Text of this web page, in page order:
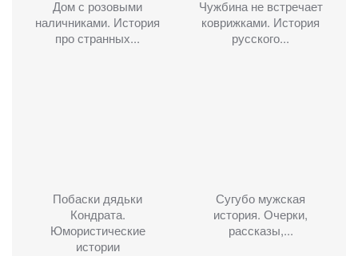
Дом с розовыми
наличниками. История
про странных...
Чужбина не встречает
коврижками. История
русского...
Побаски дядьки
Кондрата.
Юмористические
истории
Сугубо мужская
история. Очерки,
рассказы,...